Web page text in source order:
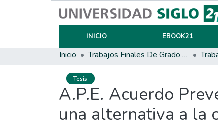
INICIO EBOOK21
Inicio Trabajos Finales De Grado Y Posgrado
Tesis
A.P.E. Acuerdo
una alternativa a la